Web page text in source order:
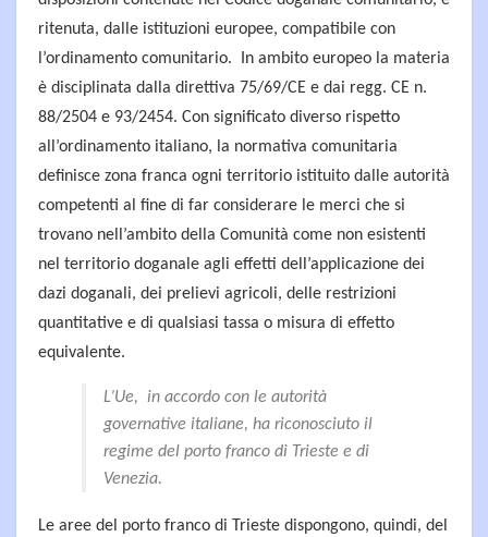
ritenuta, dalle istituzioni europee, compatibile con
l’ordinamento comunitario. In ambito europeo la materia
è disciplinata dalla direttiva 75/69/CE e dai regg. CE n.
88/2504 e 93/2454. Con significato diverso rispetto
all’ordinamento italiano, la normativa comunitaria
definisce zona franca ogni territorio istituito dalle autorità
competenti al fine di far considerare le merci che si
trovano nell’ambito della Comunità come non esistenti
nel territorio doganale agli effetti dell’applicazione dei
dazi doganali, dei prelievi agricoli, delle restrizioni
quantitative e di qualsiasi tassa o misura di effetto
equivalente.
L’Ue, in accordo con le autorità
governative italiane, ha riconosciuto il
regime del porto franco di Trieste e di
Venezia.
Le aree del porto franco di Trieste dispongono, quindi, del